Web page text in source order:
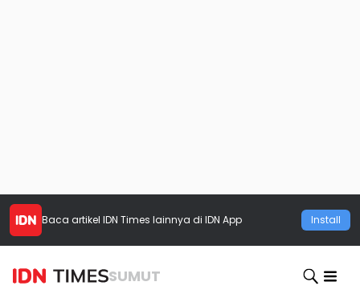
Baca artikel IDN Times lainnya di IDN App Install
SUMUT